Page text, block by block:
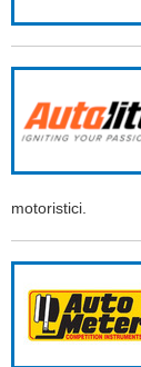
motoristici.